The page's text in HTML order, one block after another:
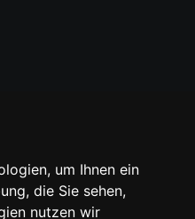
um Ihnen ein
die Sie sehen,
nutzen wir